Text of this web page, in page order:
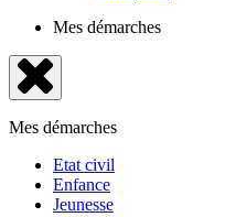
Mes démarches
Fermer
le
menu
Mes démarches
Etat civil
Enfance
Jeunesse